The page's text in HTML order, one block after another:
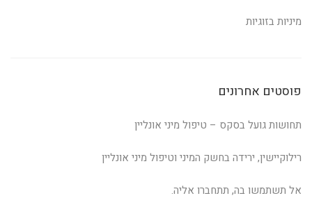
מיניות בזוגיות
פוסטים אחרונים
תחושות גועל בסקס – טיפול מיני אונליין
רילוקיישין, ירידה בחשק המיני וטיפול מיני אונליין
אל תשתמשו בה, תתחברו אליה.